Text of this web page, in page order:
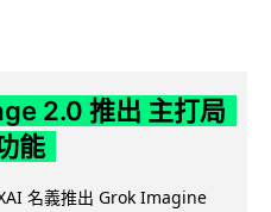
2.0 推出 主打局
能
名義推出 Grok Imagine